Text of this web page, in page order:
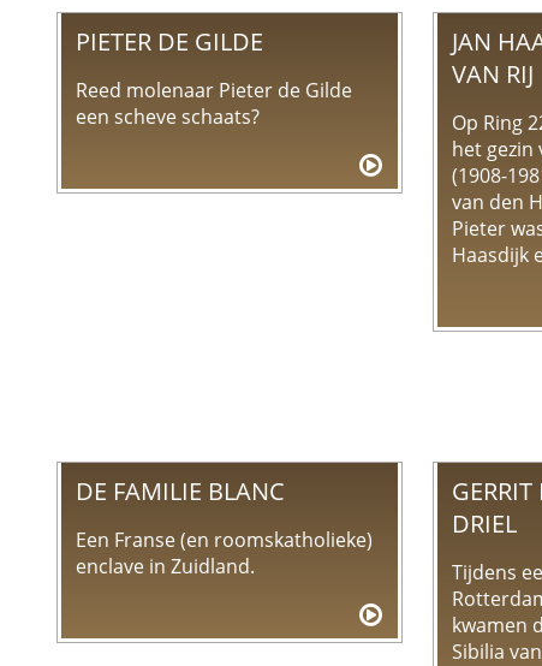
PIETER DE GILDE
Reed molenaar Pieter de Gilde
een scheve schaats?
JAN
VAN RIJ
Op Ring
het gezin
(1908-
van den
Pieter
Haasdijk
DE FAMILIE BLANC
Een Franse (en roomskatholieke)
enclave in Zuidland.
DRIEL
Tijdens
kwamen
Sibilia